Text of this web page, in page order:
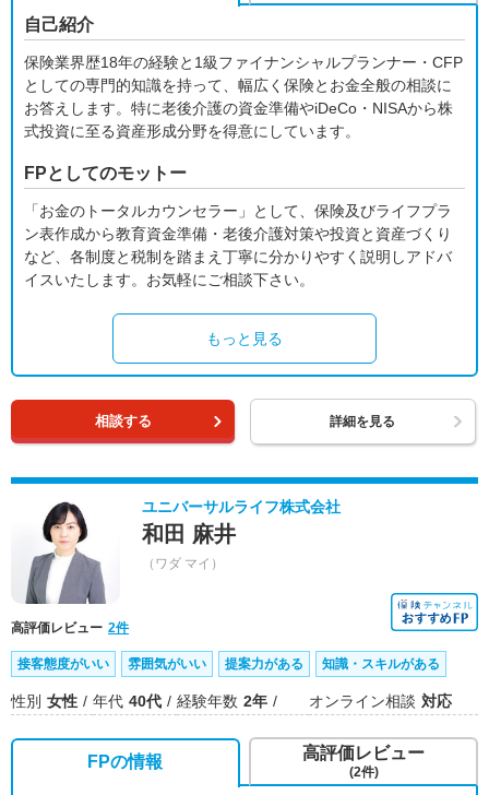
自己紹介
保険業界歴18年の経験と1級ファイナンシャルプランナー・CFP
としての専門的知識を持って、幅広く保険とお金全般の相談に
お答えします。特に老後介護の資金準備やiDeCo・NISAから株
式投資に至る資産形成分野を得意にしています。
FPとしてのモットー
「お金のトータルカウンセラー」として、保険及びライフプラ
ン表作成から教育資金準備・老後介護対策や投資と資産づくり
など、各制度と税制を踏まえ丁寧に分かりやすく説明しアドバ
イスいたします。お気軽にご相談下さい。
もっと見る
相談する 詳細を見る
ユニバーサルライフ株式会社
和田 麻井
（ワダ マイ）
高評価レビュー 2件
接客態度がいい 雰囲気がいい 提案力がある 知識・スキルがある
性別 女性 年代 40代 経験年数 2年 オンライン相談 対応
FPの情報 高評価レビュー
(2件)